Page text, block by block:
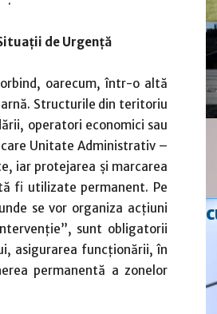
de Urgenţă
oarecum, într-o altă
Structurile din teritoriu
operatori economici sau
Unitate Administrativ –
iar protejarea şi marcarea
fi utilizate permanent. Pe
se vor organiza acţiuni
sunt obligatorii
asigurarea funcţionării, în
permanentă a zonelor